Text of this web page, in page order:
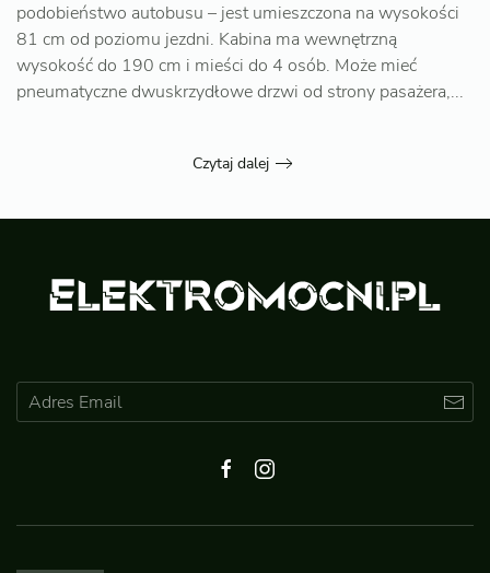
podobieństwo autobusu – jest umieszczona na wysokości
81 cm od poziomu jezdni. Kabina ma wewnętrzną
wysokość do 190 cm i mieści do 4 osób. Może mieć
pneumatyczne dwuskrzydłowe drzwi od strony pasażera,...
Czytaj dalej